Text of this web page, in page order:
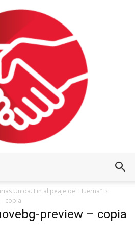
Unida. Fin al peaje del Huerna”
- copia
preview – copia